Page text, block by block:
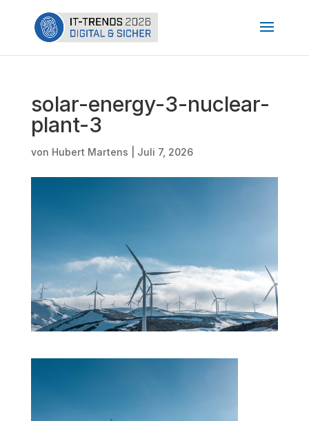
solar-energy-3-nuclear-
plant-3
von Hubert Martens Juli 7, 2026